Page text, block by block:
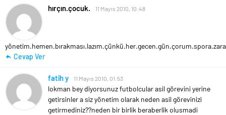
hırçın.çocuk. 11 Mayıs 2010, 10:48
Cevap Ver
fatih y 11 Mayıs 2010, 01:53
lokman bey diyorsunuz futbolcular asil görevini yerine
getirsinler a siz yönetim olarak neden asil görevinizi
getirmediniz??neden bir birlik beraberlik olusmadi